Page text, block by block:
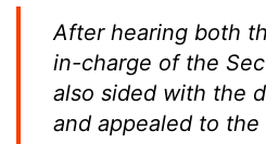
After hearing both
in-charge of the
also sided with the
and appealed to